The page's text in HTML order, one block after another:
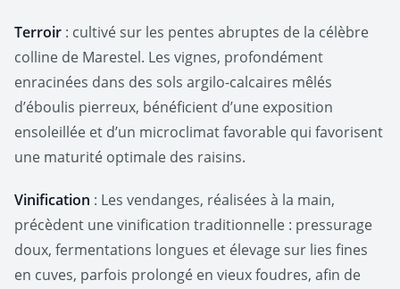
Terroir : cultivé sur les pentes abruptes de la célèbre
colline de Marestel. Les vignes, profondément
enracinées dans des sols argilo-calcaires mêlés
d’éboulis pierreux, bénéficient d’une exposition
ensoleillée et d’un microclimat favorable qui favorisent
une maturité optimale des raisins.
Vinification : Les vendanges, réalisées à la main,
précèdent une vinification traditionnelle : pressurage
doux, fermentations longues et élevage sur lies fines
en cuves, parfois prolongé en vieux foudres, afin de